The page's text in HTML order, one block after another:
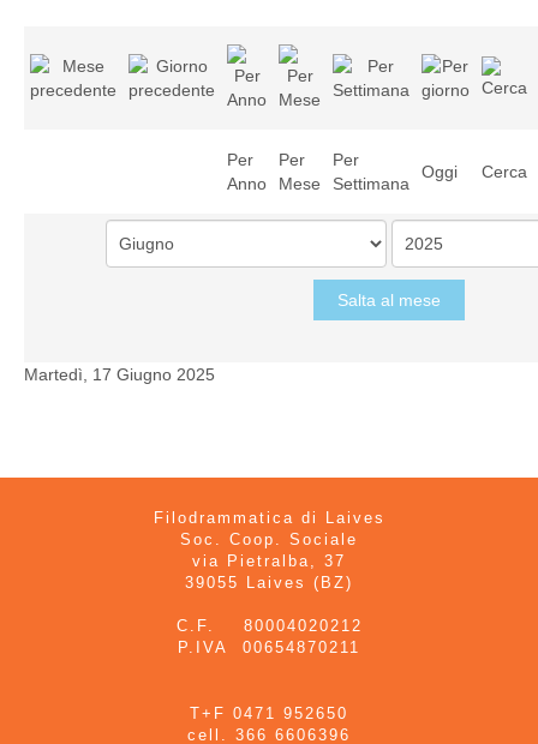
Per
Anno
Per
Mese
Per
Settimana
Oggi Cerca
Salta al mese
Martedì, 17 Giugno 2025
Filodrammatica di Laives
Soc. Coop. Sociale
via Pietralba, 37
39055 Laives (BZ)
C.F. 80004020212
P.IVA 00654870211
T+F 0471 952650
cell. 366 6606396